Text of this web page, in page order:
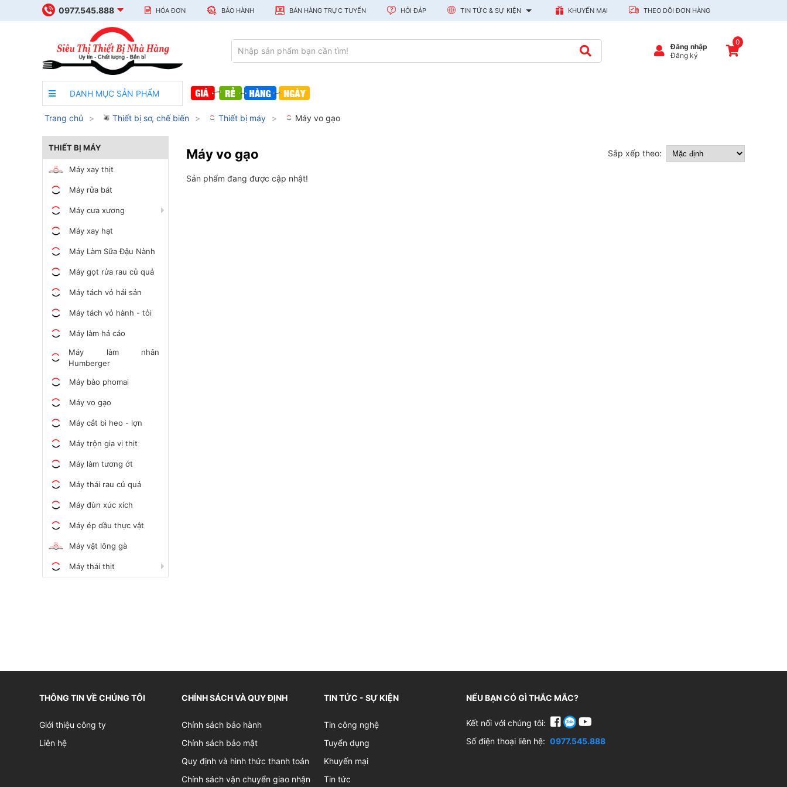
0977.545.888 HÓA ĐƠN BẢO HÀNH BÁN HÀNG TRỰC TUYẾN HỎI ĐÁP TIN TỨC & SỰ KIỆN KHUYẾN MẠI THEO DÕI ĐƠN HÀNG
0
Đăng nhập
Đăng ký
DANH MỤC SẢN PHẨM
Trang chủ Thiết bị sơ, chế biến Thiết bị máy Máy vo gạo
THIẾT BỊ MÁY
Máy xay thịt
Máy rửa bát
Máy cưa xương
Máy xay hạt
Máy Làm Sữa Đậu Nành
Máy gọt rửa rau củ quả
Máy tách vỏ hải sản
Máy tách vỏ hành - tỏi
Máy làm há cảo
Máy làm nhân
Humberger
Máy bào phomai
Máy vo gạo
Máy cắt bì heo - lợn
Máy trộn gia vị thịt
Máy làm tương ớt
Máy thái rau củ quả
Máy đùn xúc xích
Máy ép dầu thực vật
Máy vặt lông gà
Máy thái thịt
Máy vo gạo Sắp xếp theo:
Sản phẩm đang được cập nhật!
THÔNG TIN VỀ CHÚNG TÔI
Giới thiệu công ty
Liên hệ
CHÍNH SÁCH VÀ QUY ĐỊNH
Chính sách bảo hành
Chính sách bảo mật
Quy định và hình thức thanh toán
Chính sách vận chuyển giao nhận
TIN TỨC - SỰ KIỆN
Tin công nghệ
Tuyển dụng
Khuyến mại
Tin tức
NẾU BẠN CÓ GÌ THẮC MẮC?
Kết nối với chúng tôi:
Số điện thoại liên hệ: 0977.545.888